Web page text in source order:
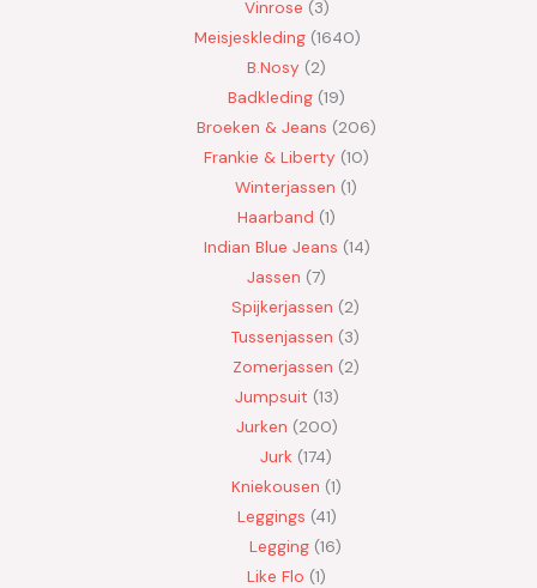
Vinrose 3
Meisjeskleding 1640
B.Nosy
2
Badkleding 19
Broeken & Jeans
206
Frankie & Liberty 10
Winterjassen 1
Haarband 1
Indian Blue Jeans 14
Jassen 7
Spijkerjassen
2
Tussenjassen
3
Zomerjassen 2
Jumpsuit 13
Jurken 200
Jurk 174
Kniekousen 1
Leggings 41
Legging 16
Like Flo 1